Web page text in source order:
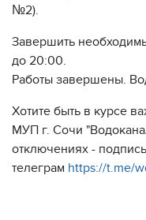
№2).
Завершить
до 20:00.
Работы завершены.
Хотите быть в курсе
МУП г. Сочи
отключениях -
телеграм https://t.me/